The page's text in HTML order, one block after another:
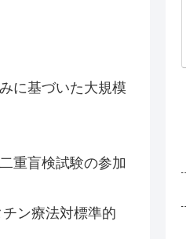
に基づいた大規模
重盲検試験の参加
ン療法対標準的